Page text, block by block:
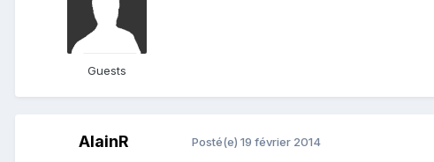
Guests
AlainR Posté(e) 19 février 2014